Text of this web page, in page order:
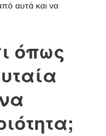
αυτά και να
όπως